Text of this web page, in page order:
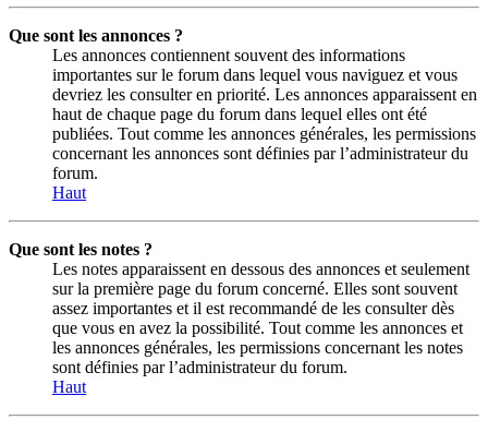
Que sont les annonces ?
Les annonces contiennent souvent des informations
importantes sur le forum dans lequel vous naviguez et vous
devriez les consulter en priorité. Les annonces apparaissent en
haut de chaque page du forum dans lequel elles ont été
publiées. Tout comme les annonces générales, les permissions
concernant les annonces sont définies par l’administrateur du
forum.
Haut
Que sont les notes ?
Les notes apparaissent en dessous des annonces et seulement
sur la première page du forum concerné. Elles sont souvent
assez importantes et il est recommandé de les consulter dès
que vous en avez la possibilité. Tout comme les annonces et
les annonces générales, les permissions concernant les notes
sont définies par l’administrateur du forum.
Haut